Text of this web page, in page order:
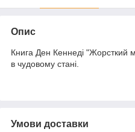
Опис
Книга Ден Кеннеді "Жорсткий
в чудовому стані.
Умови доставки